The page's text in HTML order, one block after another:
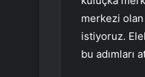
merkezi
istiyoruz.
bu adımları